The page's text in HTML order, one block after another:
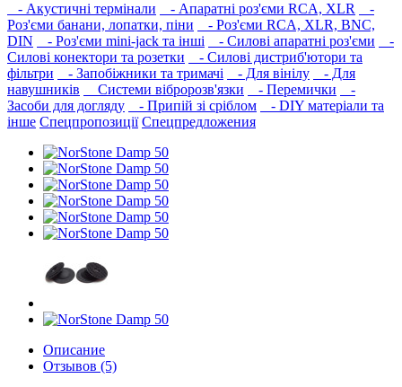
- Акустичні термінали - Апаратні роз'єми RCA, XLR
-
Роз'єми банани, лопатки, піни
- Роз'єми RCA, XLR, BNC,
DIN
- Роз'єми mini-jack та інші - Силові апаратні роз'єми
-
Силові конектори та розетки
- Силові дистриб'ютори та
фільтри
- Запобіжники та тримачі - Для вінілу
- Для
навушників‎
Системи вібророзв'язки - Перемички
-
Засоби для догляду
- Припій зі сріблом
- DIY матеріали та
інше Спецпропозиції Спецпредложения
Описание
Отзывов (5)